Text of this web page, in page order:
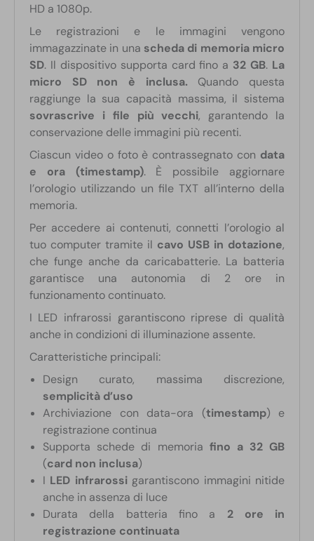
HD a 1080p.
Le registrazioni e le immagini vengono
immagazzinate in una scheda di memoria micro
SD. Il dispositivo supporta card fino a 32 GB. La
micro SD non è inclusa. Quando questa
raggiunge la sua capacità massima, il sistema
sovrascrive i file più vecchi, garantendo la
conservazione delle immagini più recenti.
Ciascun video o foto è contrassegnato con data
e ora (timestamp). È possibile aggiornare
l’orologio utilizzando un file TXT all’interno della
memoria.
Per accedere ai contenuti, connetti l’orologio al
tuo computer tramite il cavo USB in dotazione,
che funge anche da caricabatterie. La batteria
garantisce una autonomia di 2 ore in
funzionamento continuato.
I LED infrarossi garantiscono riprese di qualità
anche in condizioni di illuminazione assente.
Caratteristiche principali:
Design curato, massima discrezione,
semplicità d’uso
Archiviazione con data-ora (timestamp) e
registrazione continua
Supporta schede di memoria fino a 32 GB
(card non inclusa)
I LED infrarossigarantiscono immagini nitide
anche in assenza di luce
Durata della batteria fino a 2 ore in
registrazione continuata